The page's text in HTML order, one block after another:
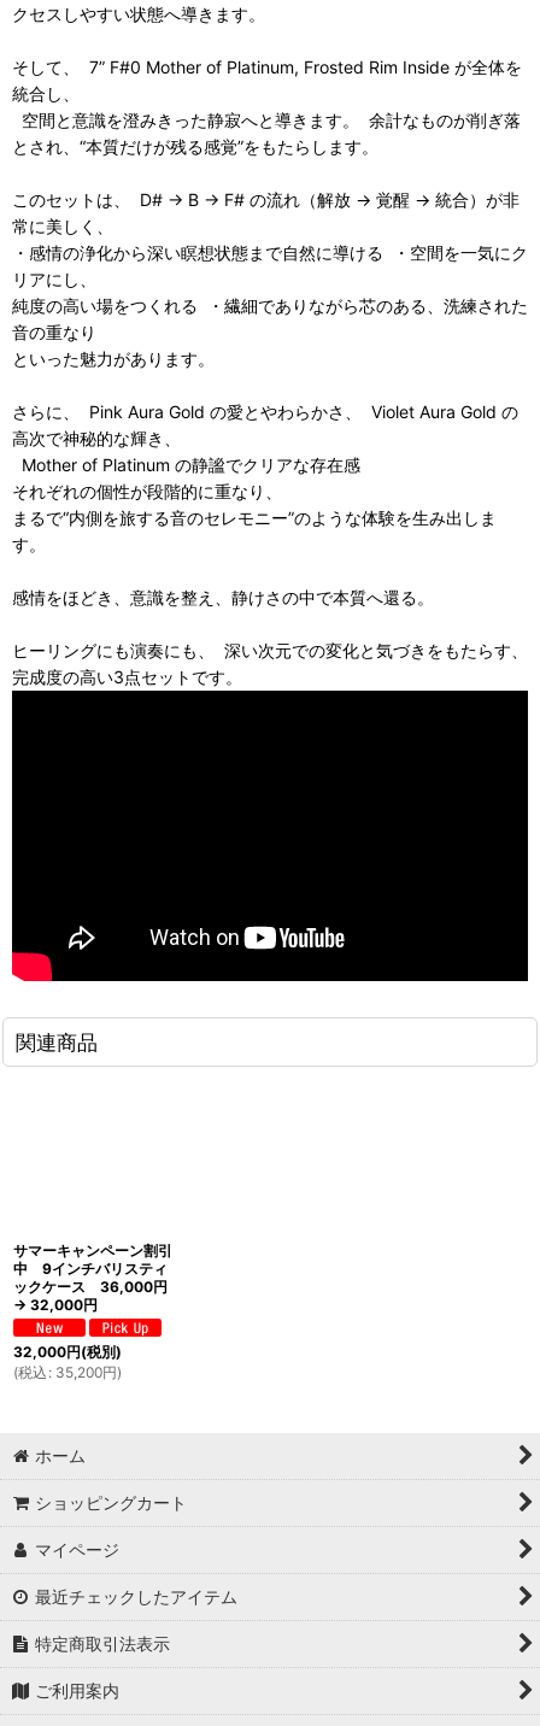
クセスしやすい状態へ導きます。
そして、 7” F#0 Mother of Platinum, Frosted Rim Inside が全体を
統合し、
空間と意識を澄みきった静寂へと導きます。 余計なものが削ぎ落
とされ、“本質だけが残る感覚”をもたらします。
このセットは、 D# → B → F# の流れ（解放 → 覚醒 → 統合）が非
常に美しく、
・感情の浄化から深い瞑想状態まで自然に導ける ・空間を一気にク
リアにし、
純度の高い場をつくれる ・繊細でありながら芯のある、洗練された
音の重なり
といった魅力があります。
さらに、 Pink Aura Gold の愛とやわらかさ、 Violet Aura Gold の
高次で神秘的な輝き、
Mother of Platinum の静謐でクリアな存在感
それぞれの個性が段階的に重なり、
まるで“内側を旅する音のセレモニー”のような体験を生み出しま
す。
感情をほどき、意識を整え、静けさの中で本質へ還る。
ヒーリングにも演奏にも、 深い次元での変化と気づきをもたらす、
完成度の高い3点セットです。
関連商品
サマーキャンペーン割引
中 9インチバリスティ
ックケース 36,000円
→ 32,000円
32,000円(税別)
(税込 : 35,200円)
ホーム
ショッピングカート
マイページ
最近チェックしたアイテム
特定商取引法表示
ご利用案内